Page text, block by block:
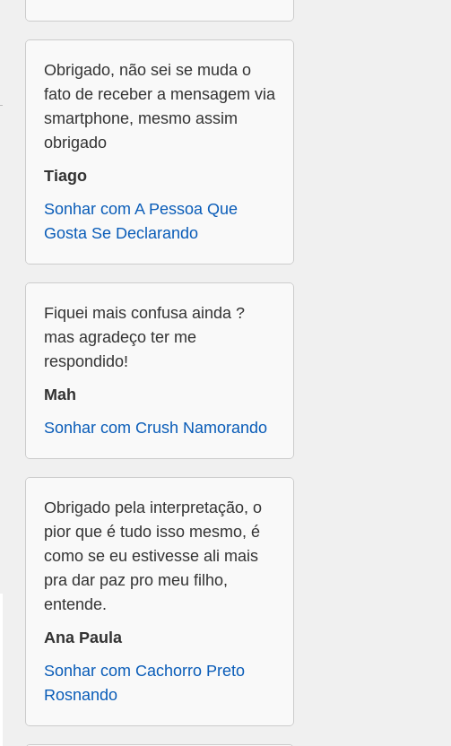
Obrigado, não sei se muda o
fato de receber a mensagem via
smartphone, mesmo assim
obrigado
Tiago
Sonhar com A Pessoa Que
Gosta Se Declarando
Fiquei mais confusa ainda ?
mas agradeço ter me
respondido!
Mah
Sonhar com Crush Namorando
Obrigado pela interpretação, o
pior que é tudo isso mesmo, é
como se eu estivesse ali mais
pra dar paz pro meu filho,
entende.
Ana Paula
Sonhar com Cachorro Preto
Rosnando